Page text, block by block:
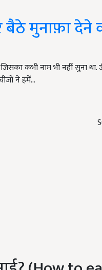
बैठे मुनाफ़ा देने
कभी नाम भी नहीं सुना था.
ने हमें…